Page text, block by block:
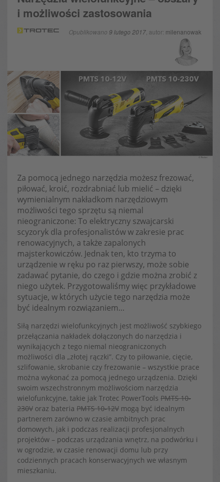
i możliwości zastosowania
Opublikowano 9 lutego 2017 , autor: milenanowak
Za pomocą jednego narzędzia możesz frezować,
piłować, kroić, rozdrabniać lub mielić – dzięki
wymienialnym nakładkom narzędziowym
możliwości tego sprzętu są niemal
nieograniczone: To elektryczny szwajcarski
scyzoryk dla profesjonalistów w zakresie prac
renowacyjnych, a także zapalonych
majsterkowiczów. Jednak ten, kto trzyma to
urządzenie w ręku po raz pierwszy, może sobie
zadawać pytanie, do czego i gdzie można zrobić z
niego użytek. Przygotowaliśmy więc przykładowe
sytuacje, w których użycie tego narzędzia może
być idealnym rozwiązaniem…
Siłą narzędzi wielofunkcyjnych jest możliwość szybkiego
przełączania nakładek dołączonych do narzędzia i
wynikających z tego niemal nieograniczonych
możliwości dla „złotej rączki”. Czy to piłowanie, cięcie,
szlifowanie, skrobanie czy frezowanie – wszystkie prace
można wykonać za pomocą jednego urządzenia. Dzięki
swoim wszechstronnym możliwościom narzędzia
wielofunkcyjne, takie jak Trotec PowerTools PMTS 10-
230V oraz bateria PMTS 10-12V mogą być idealnym
partnerem zarówno w czasie ambitnych prac
domowych, jak i podczas realizacji profesjonalnych
projektów – podczas urządzania wnętrz, na podwórku i
w ogrodzie, w czasie renowacji domu lub przy
codziennych pracach konserwacyjnych we własnym
mieszkaniu.